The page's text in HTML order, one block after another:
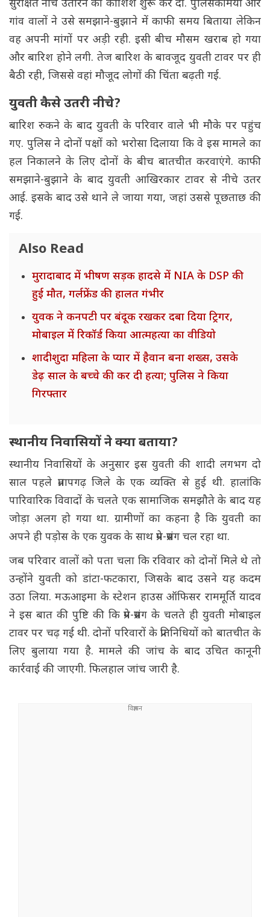
सुरक्षित नीचे उतारने की कोशिशें शुरू कर दीं. पुलिसकर्मियों और
गांव वालों ने उसे समझाने-बुझाने में काफी समय बिताया लेकिन
वह अपनी मांगों पर अड़ी रही. इसी बीच मौसम खराब हो गया
और बारिश होने लगी. तेज बारिश के बावजूद युवती टावर पर ही
बैठी रही, जिससे वहां मौजूद लोगों की चिंता बढ़ती गई.
युवती कैसे उतरी नीचे?
बारिश रुकने के बाद युवती के परिवार वाले भी मौके पर पहुंच
गए. पुलिस ने दोनों पक्षों को भरोसा दिलाया कि वे इस मामले का
हल निकालने के लिए दोनों के बीच बातचीत करवाएंगे. काफी
समझाने-बुझाने के बाद युवती आखिरकार टावर से नीचे उतर
आई. इसके बाद उसे थाने ले जाया गया, जहां उससे पूछताछ की
गई.
Also Read
मुरादाबाद में भीषण सड़क हादसे में NIA के DSP की
हुई मौत, गर्लफ्रेंड की हालत गंभीर
युवक ने कनपटी पर बंदूक रखकर दबा दिया ट्रिगर,
मोबाइल में रिकॉर्ड किया आत्महत्या का वीडियो
शादीशुदा महिला के प्यार में हैवान बना शख्स, उसके
डेढ़ साल के बच्चे की कर दी हत्या; पुलिस ने किया
गिरफ्तार
स्थानीय निवासियों ने क्या बताया?
स्थानीय निवासियों के अनुसार इस युवती की शादी लगभग दो
साल पहले प्रतापगढ़ जिले के एक व्यक्ति से हुई थी. हालांकि
पारिवारिक विवादों के चलते एक सामाजिक समझौते के बाद यह
जोड़ा अलग हो गया था. ग्रामीणों का कहना है कि युवती का
अपने ही पड़ोस के एक युवक के साथ प्रेम-प्रसंग चल रहा था.
जब परिवार वालों को पता चला कि रविवार को दोनों मिले थे तो
उन्होंने युवती को डांटा-फटकारा, जिसके बाद उसने यह कदम
उठा लिया. मऊआइमा के स्टेशन हाउस ऑफिसर राममूर्ति यादव
ने इस बात की पुष्टि की कि प्रेम-प्रसंग के चलते ही युवती मोबाइल
टावर पर चढ़ गई थी. दोनों परिवारों के प्रतिनिधियों को बातचीत के
लिए बुलाया गया है. मामले की जांच के बाद उचित कानूनी
कार्रवाई की जाएगी. फिलहाल जांच जारी है.